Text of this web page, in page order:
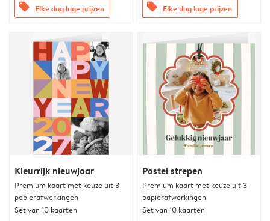
offers Elke dag lage prijzen offers Elke dag lage prijzen
Kleurrijk nieuwjaar
Premium kaart met keuze uit 3
papierafwerkingen
Set van 10 kaarten
Pastel strepen
Premium kaart met keuze uit 3
papierafwerkingen
Set van 10 kaarten